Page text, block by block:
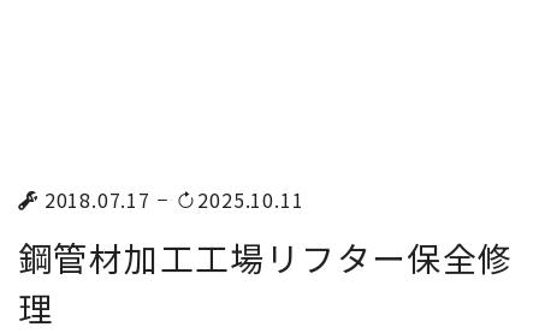
2018.07.17 2025.10.11
鋼管材加工工場リフター保全修
理